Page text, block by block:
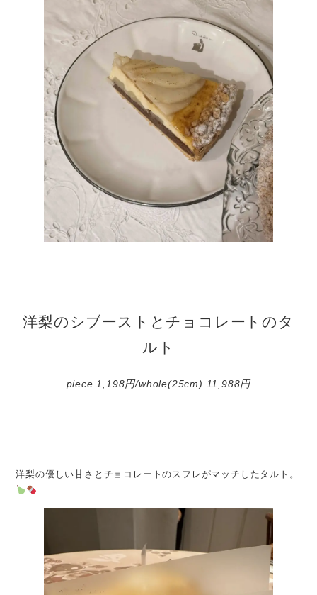
洋梨のシブーストとチョコレートのタ
ルト
piece 1,198円/whole(25cm) 11,988円
洋梨の優しい甘さとチョコレートのスフレがマッチしたタルト。